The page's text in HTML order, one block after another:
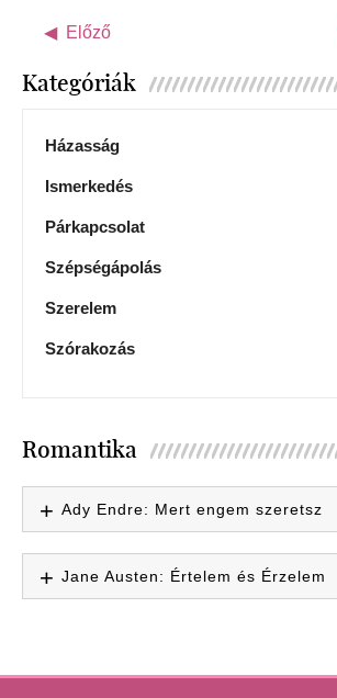
Előző
Kategóriák
Házasság
Ismerkedés
Párkapcsolat
Szépségápolás
Szerelem
Szórakozás
Romantika
Ady Endre: Mert engem szeretsz
Jane Austen: Értelem és Érzelem